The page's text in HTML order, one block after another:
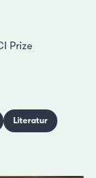
Prize
Literatur